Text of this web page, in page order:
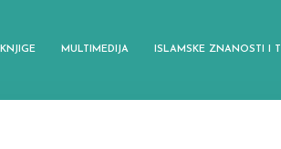
KNJIGE MULTIMEDIJA ISLAMSKE ZNANOSTI I